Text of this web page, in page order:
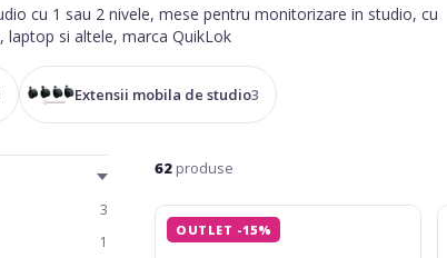
cu 1 sau 2 nivele, mese pentru monitorizare in studio, cu
si altele, marca QuikLok
Extensii mobila de studio3
3
1
62 produse
QuikLok
QF-OUTLET -15%